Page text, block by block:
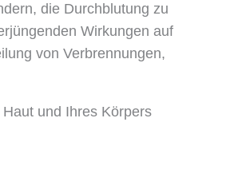
die Durchblutung zu
Wirkungen auf
von Verbrennungen,
und Ihres Körpers